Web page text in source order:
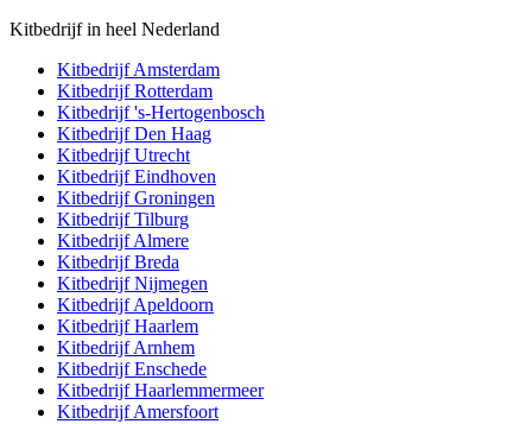
Kitbedrijf in heel Nederland
KitbedrijfAmsterdam
KitbedrijfRotterdam
Kitbedrijf's-Hertogenbosch
KitbedrijfDen Haag
KitbedrijfUtrecht
KitbedrijfEindhoven
KitbedrijfGroningen
KitbedrijfTilburg
KitbedrijfAlmere
KitbedrijfBreda
KitbedrijfNijmegen
KitbedrijfApeldoorn
KitbedrijfHaarlem
KitbedrijfArnhem
KitbedrijfEnschede
KitbedrijfHaarlemmermeer
KitbedrijfAmersfoort